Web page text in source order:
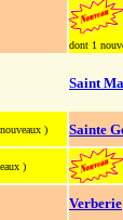
dont 1
Saint
) Sainte
)
Verberie